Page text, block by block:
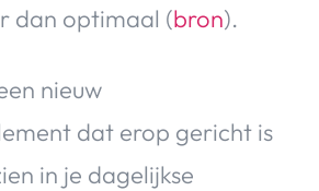
dan optimaal (bron).
nieuw
dat erop gericht is
in je dagelijkse